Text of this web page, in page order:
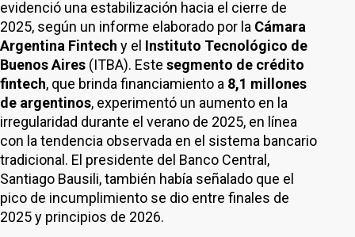
evidenció una estabilización hacia el cierre de
2025, según un informe elaborado por la Cámara
Argentina Fintech y el Instituto Tecnológico de
Buenos Aires (ITBA). Este segmento de crédito
fintech, que brinda financiamiento a 8,1 millones
de argentinos, experimentó un aumento en la
irregularidad durante el verano de 2025, en línea
con la tendencia observada en el sistema bancario
tradicional. El presidente del Banco Central,
Santiago Bausili, también había señalado que el
pico de incumplimiento se dio entre finales de
2025 y principios de 2026.